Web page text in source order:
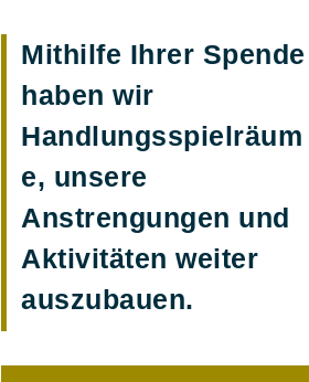
Mithilfe Ihrer Spende
haben wir
Handlungsspielräum
e, unsere
Anstrengungen und
Aktivitäten weiter
auszubauen.